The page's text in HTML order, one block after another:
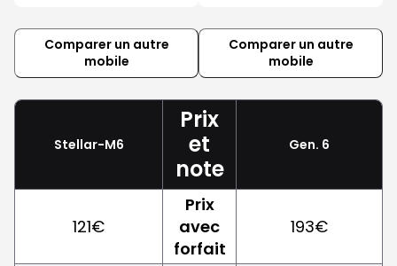
Comparer un autre
mobile
Comparer un autre
mobile
Stellar-M6
Prix
et
note
Gen. 6
121€
Prix
avec
forfait
193€